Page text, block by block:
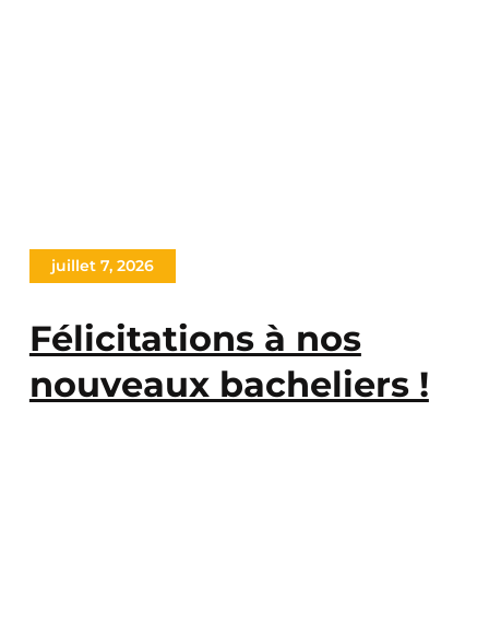
juillet 7, 2026
Félicitations à nos
nouveaux bacheliers !